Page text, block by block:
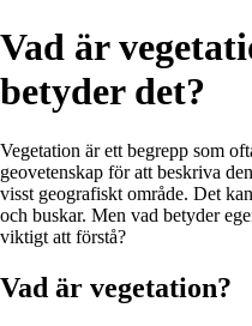
Vad är
betyder det?
Vegetation är ett begrepp som
geovetenskap för att beskriva
visst geografiskt område. Det
och buskar. Men vad betyder
viktigt att förstå?
Vad är vegetation?